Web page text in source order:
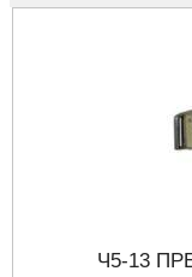
Ч5-13